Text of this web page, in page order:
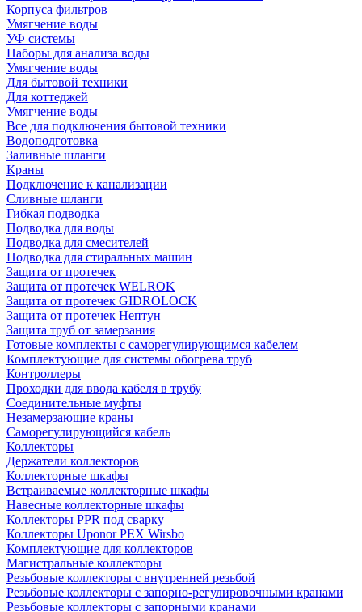
Корпуса фильтров
Умягчение воды
УФ системы
Наборы для анализа воды
Умягчение воды
Для бытовой техники
Для коттеджей
Умягчение воды
Все для подключения бытовой техники
Водоподготовка
Заливные шланги
Краны
Подключение к канализации
Сливные шланги
Гибкая подводка
Подводка для воды
Подводка для смесителей
Подводка для стиральных машин
Защита от протечек
Защита от протечек WELROK
Защита от протечек GIDROLOCK
Защита от протечек Нептун
Защита труб от замерзания
Готовые комплекты с саморегулирующимся кабелем
Комплектующие для системы обогрева труб
Контроллеры
Проходки для ввода кабеля в трубу
Соединительные муфты
Незамерзающие краны
Саморегулирующийся кабель
Коллекторы
Держатели коллекторов
Коллекторные шкафы
Встраиваемые коллекторные шкафы
Навесные коллекторные шкафы
Коллекторы PPR под сварку
Коллекторы Uponor PEX Wirsbo
Комплектующие для коллекторов
Магистральные коллекторы
Резьбовые коллекторы с внутренней резьбой
Резьбовые коллекторы с запорно-регулировочными кранами
Резьбовые коллекторы с запорными кранами